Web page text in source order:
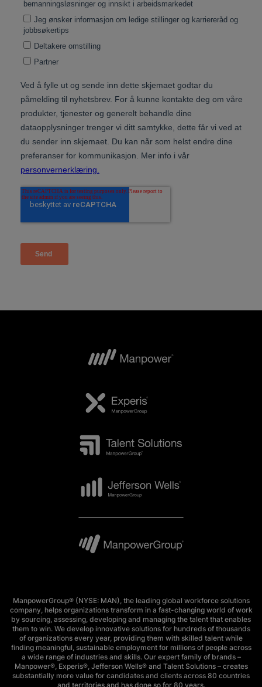
ManpowerGroup® (NYSE: MAN), the leading global workforce solutions
company, helps organizations transform in a fast-changing world of work
by sourcing, assessing, developing and managing the talent that enables
them to win. We develop innovative solutions for hundreds of thousands
of organizations every year, providing them with skilled talent while
finding meaningful, sustainable employment for millions of people across
a wide range of industries and skills. Our expert family of brands –
Manpower®, Experis®, Jefferson Wells® and Talent Solutions – creates
substantially more value for candidates and clients across 80 countries
and territories and has done so for 80 years.